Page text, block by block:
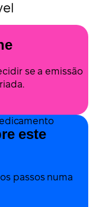
se a emissão
este
passos numa